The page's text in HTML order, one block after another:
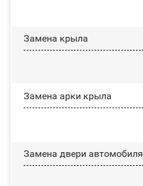
Замена крыла
Замена арки крыла
Замена двери автомобиля